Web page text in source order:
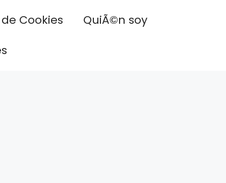
Cookies
QuiÃ©n soy